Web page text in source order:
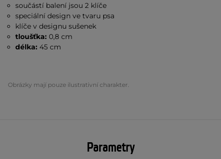
součástí balení jsou 2 klíče
speciální design ve tvaru psa
klíče v designu sušenek
tloušťka: 0,8 cm
délka: 45 cm
Obrázky mají pouze ilustrativní charakter.
Parametry